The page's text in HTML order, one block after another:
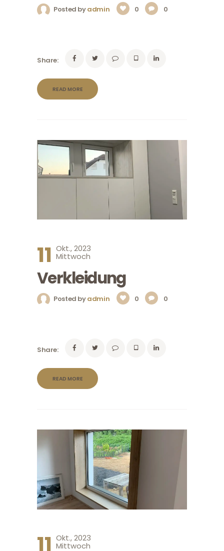
Posted byadmin 0 0
Share:
READ MORE
11 Okt., 2023
Mittwoch
Verkleidung
Posted byadmin 0 0
Share:
READ MORE
11 Okt., 2023
Mittwoch